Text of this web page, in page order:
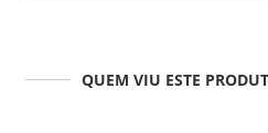
QUEM VIU ESTE